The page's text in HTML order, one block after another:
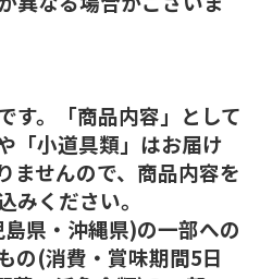
す。「商品内容」として
「小道具類」はお届け
ませんので、商品内容を
みください。
県・沖縄県)の一部への
の(消費・賞味期間5日